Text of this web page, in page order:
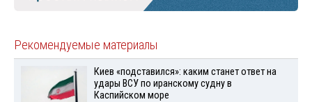
Рекомендуемые материалы
Киев «подставился»: каким станет ответ на
удары ВСУ по иранскому судну в
Каспийском море